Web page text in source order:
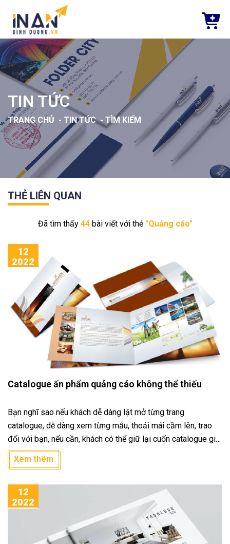
TIN TỨC
TRANG CHỦ - TIN TỨC - TÌM KIẾM
THẺ LIÊN QUAN
Đã tìm thấy 44bài viết với thẻ "Quảng cáo"
Catalogue ấn phẩm quảng cáo không thể thiếu
Bạn nghĩ sao nếu khách dễ dàng lật mở từng trang
catalogue, dễ dàng xem từng mẫu, thoải mái cầm lên, trao
đổi với bạn, nếu cần, khách có thể giữ lại cuốn catalogue giới
thiệu sản phẩm và tham khảo sau nhỉ?
Xem thêm
12
2022
12
2022